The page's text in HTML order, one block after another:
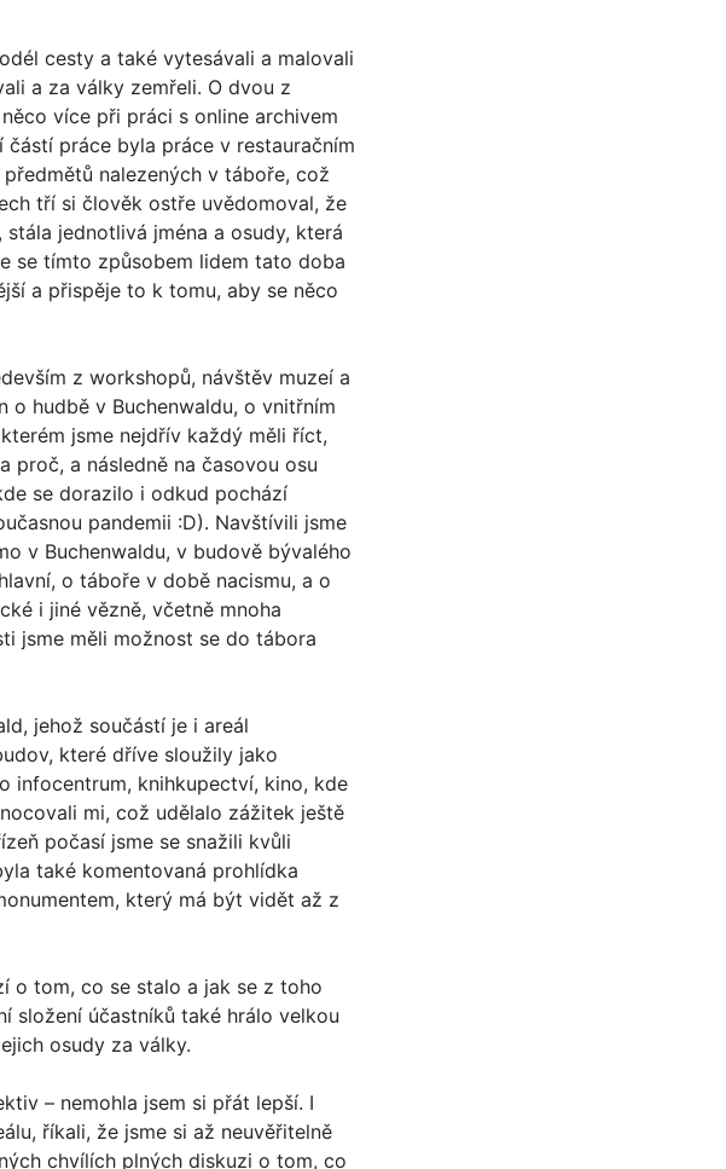
cesty a také vytesávali a malovali
a za války zemřeli. O dvou z
více při práci s online archivem
práce byla práce v restauračním
nalezených v táboře, což
tří si člověk ostře uvědomoval, že
jednotlivá jména a osudy, která
se tímto způsobem lidem tato doba
a přispěje to k tomu, aby se něco
z workshopů, návštěv muzeí a
o hudbě v Buchenwaldu, o vnitřním
jsme nejdřív každý měli říct,
proč, a následně na časovou osu
se dorazilo i odkud pochází
pandemii :D). Navštívili jsme
v Buchenwaldu, v budově bývalého
o táboře v době nacismu, a o
i jiné vězně, včetně mnoha
jsme měli možnost se do tábora
jehož součástí je i areál
které dříve sloužily jako
infocentrum, knihkupectví, kino, kde
mi, což udělalo zážitek ještě
počasí jsme se snažili kvůli
také komentovaná prohlídka
který má být vidět až z
o tom, co se stalo a jak se z toho
složení účastníků také hrálo velkou
osudy za války.
– nemohla jsem si přát lepší. I
říkali, že jsme si až neuvěřitelně
chvílích plných diskuzi o tom, co